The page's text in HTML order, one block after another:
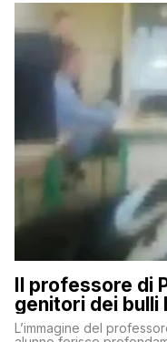
Il professore di
genitori dei bulli
L’immagine del